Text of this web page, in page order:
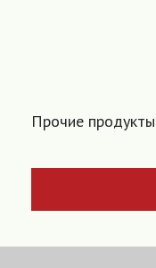
Прочие продукты